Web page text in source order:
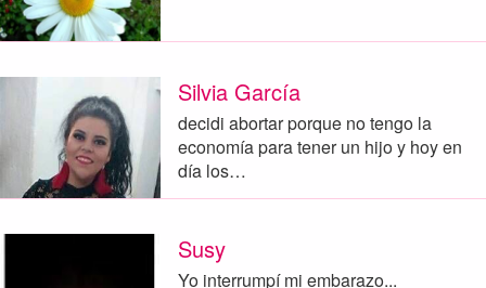
Silvia García
decidi abortar porque no tengo la
economía para tener un hijo y hoy en
día los…
Susy
Yo interrumpí mi embarazo...